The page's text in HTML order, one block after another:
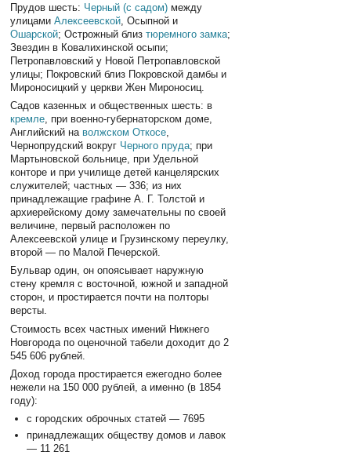
Прудов шесть: Черный (с садом) между
улицамиАлексеевской , Осыпной и
Ошарской; Острожный близтюремного замка;
Звездин в Ковалихинской осыпи;
Петропавловский у Новой Петропавловской
улицы; Покровский близ Покровской дамбы и
Мироносицкий у церкви Жен Мироносиц.
Садов казенных и общественных шесть: в
кремле , при военно-губернаторском доме,
Английский на волжском Откосе
Чернопрудский вокруг Черного пруда; при
Мартыновской больнице, при Удельной
конторе и при училище детей канцелярских
служителей; частных — 336; из них
принадлежащие графине А. Г. Толстой и
архиерейскому дому замеча­тельны по своей
величине, первый расположен по
Алексеевской улице и Грузинскому переулку,
второй — по Малой Печерской.
Бульвар один, он опоясывает наружную
стену кремля с восточной, южной и западной
сторон, и простирается почти на полторы
версты.
Стоимость всех частных имений Нижнего
Новгорода по оценочной табели доходит до 2
545 606 рублей.
Доход города простирается ежегодно более
нежели на 150 000 рублей, а именно (в 1854
году):
с городских оброчных статей — 7695
принадлежащих обществу домов и лавок
— 11 261